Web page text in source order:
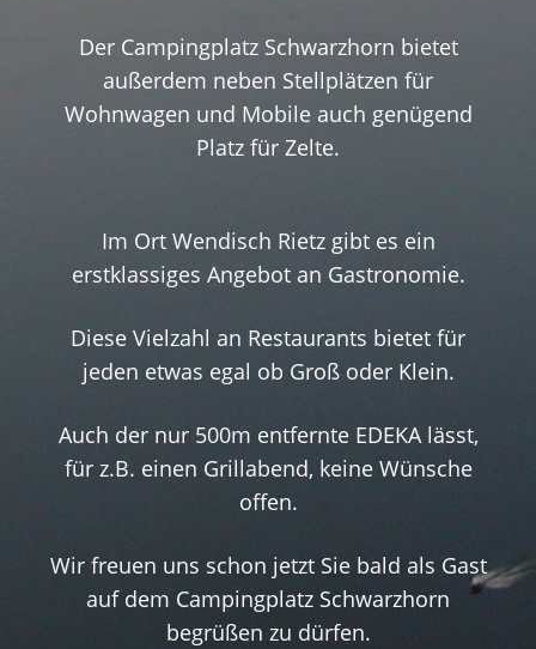
Der Campingplatz Schwarzhorn bietet
außerdem neben Stellplätzen für
Wohnwagen und Mobile auch genügend
Platz für Zelte.
Im Ort Wendisch Rietz gibt es ein
erstklassiges Angebot an Gastronomie.
Diese Vielzahl an Restaurants bietet für
jeden etwas egal ob Groß oder Klein.
Auch der nur 500m entfernte EDEKA lässt,
für z.B. einen Grillabend, keine Wünsche
offen.
Wir freuen uns schon jetzt Sie bald als Gast
auf dem Campingplatz Schwarzhorn
begrüßen zu dürfen.